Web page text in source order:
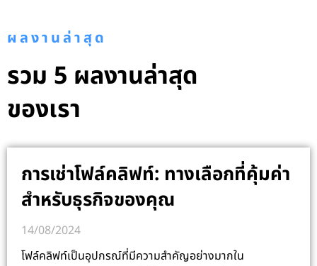
ผลงานล่าสุด
รวม 5 ผลงานล่าสุด
ของเรา
การเช่าโฟล์คลิฟท์: ทางเลือกที่คุ้มค่า
สำหรับธุรกิจของคุณ
14/08/2024
โฟล์คลิฟท์เป็นอุปกรณ์ที่มีความสำคัญอย่างมากใน